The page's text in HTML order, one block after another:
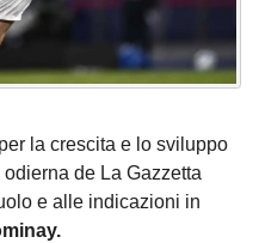
la crescita e lo sviluppo
de La Gazzetta
e alle indicazioni in